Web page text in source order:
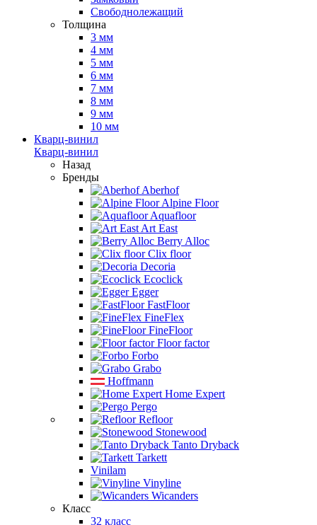
Свободнолежащий
Толщина
3 мм
4 мм
5 мм
6 мм
7 мм
8 мм
9 мм
10 мм
Кварц-винил
Кварц-винил
Назад
Бренды
Aberhof
Alpine Floor
Aquafloor
Art East
Berry Alloc
Clix floor
Decoria
Ecoclick
Egger
FastFloor
FineFlex
FineFloor
Floor factor
Forbo
Grabo
Hoffmann
Home Expert
Pergo
Refloor
Stonewood
Tanto Dryback
Tarkett
Vinilam
Vinyline
Wicanders
Класс
32 класс